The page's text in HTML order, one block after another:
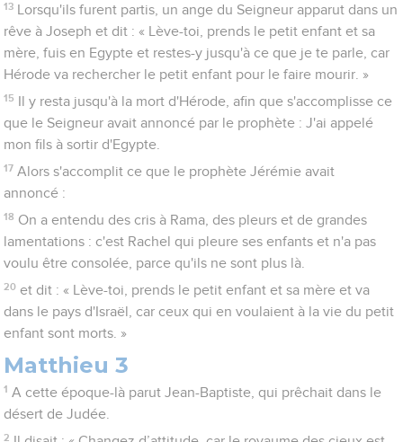
13
Lorsqu'ils furent partis, un ange du Seigneur apparut dans un
rêve à Joseph et dit : « Lève-toi, prends le petit enfant et sa
mère, fuis en Egypte et restes-y jusqu'à ce que je te parle, car
Hérode va rechercher le petit enfant pour le faire mourir. »
15
Il y resta jusqu'à la mort d'Hérode, afin que s'accomplisse ce
que le Seigneur avait annoncé par le prophète : J'ai appelé
mon fils à sortir d'Egypte.
17 Alors s'accomplit ce que le prophète Jérémie avait
annoncé :
18 On a entendu des cris à Rama, des pleurs et de grandes
lamentations : c'est Rachel qui pleure ses enfants et n'a pas
voulu être consolée, parce qu'ils ne sont plus là.
20 et dit : « Lève-toi, prends le petit enfant et sa mère et va
dans le pays d'Israël, car ceux qui en voulaient à la vie du petit
enfant sont morts. »
Matthieu 3
1 A cette époque-là parut Jean-Baptiste, qui prêchait dans le
désert de Judée.
2